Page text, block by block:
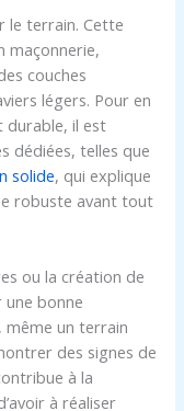
le terrain. Cette
maçonnerie,
couches
légers. Pour en
durable, il est
dédiées, telles que
solide, qui explique
robuste avant tout
ou la création de
bonne
même un terrain
des signes de
à la
à réaliser